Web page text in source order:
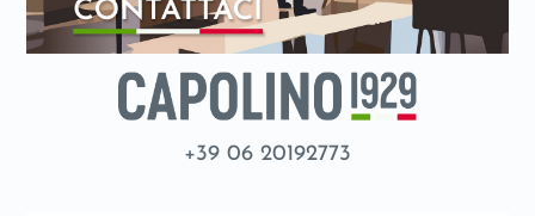
+39 06 20192773